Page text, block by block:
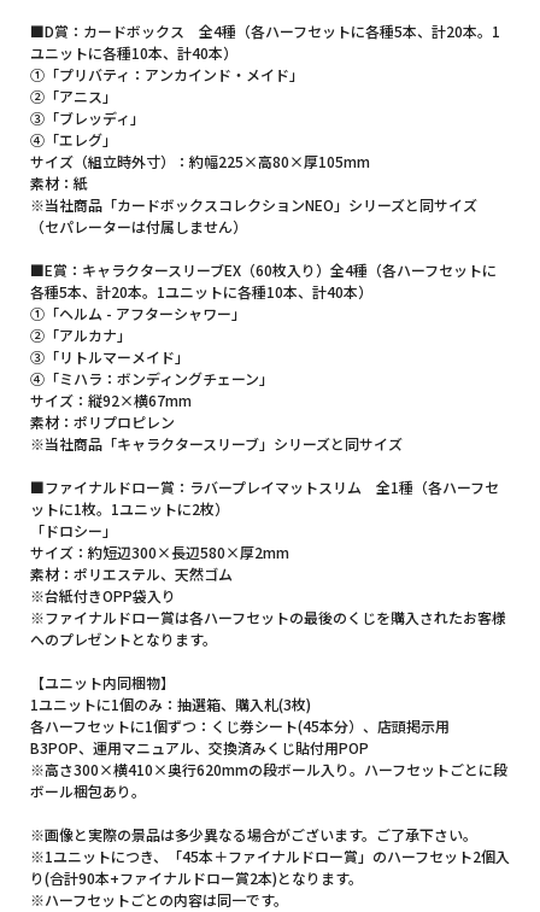
■D賞：カードボックス 全4種（各ハーフセットに各種5本、計20本。1
ユニットに各種10本、計40本）
①「プリバティ：アンカインド・メイド」
②「アニス」
③「ブレッディ」
④「エレグ」
サイズ（組立時外寸）：約幅225×高80×厚105mm
素材：紙
※当社商品「カードボックスコレクションNEO」シリーズと同サイズ
（セパレーターは付属しません）
■E賞：キャラクタースリーブEX（60枚入り）全4種（各ハーフセットに
各種5本、計20本。1ユニットに各種10本、計40本）
①「ヘルム - アフターシャワー」
②「アルカナ」
③「リトルマーメイド」
④「ミハラ：ボンディングチェーン」
サイズ：縦92×横67mm
素材：ポリプロピレン
※当社商品「キャラクタースリーブ」シリーズと同サイズ
■ファイナルドロー賞：ラバープレイマットスリム 全1種（各ハーフセ
ットに1枚。1ユニットに2枚）
「ドロシー」
サイズ：約短辺300×長辺580×厚2mm
素材：ポリエステル、天然ゴム
※台紙付きOPP袋入り
※ファイナルドロー賞は各ハーフセットの最後のくじを購入されたお客様
へのプレゼントとなります。
【ユニット内同梱物】
1ユニットに1個のみ：抽選箱、購入札(3枚)
各ハーフセットに1個ずつ：くじ券シート(45本分）、店頭掲示用
B3POP、運用マニュアル、交換済みくじ貼付用POP
※高さ300×横410×奥行620mmの段ボール入り。ハーフセットごとに段
ボール梱包あり。
※画像と実際の景品は多少異なる場合がございます。ご了承下さい。
※1ユニットにつき、「45本＋ファイナルドロー賞」のハーフセット2個入
り(合計90本+ファイナルドロー賞2本)となります。
※ハーフセットごとの内容は同一です。